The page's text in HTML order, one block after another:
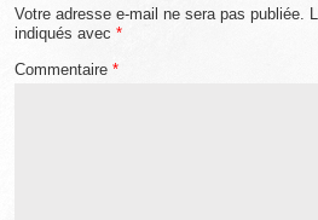
Votre adresse e-mail ne sera pas publiée.
indiqués avec *
Commentaire *